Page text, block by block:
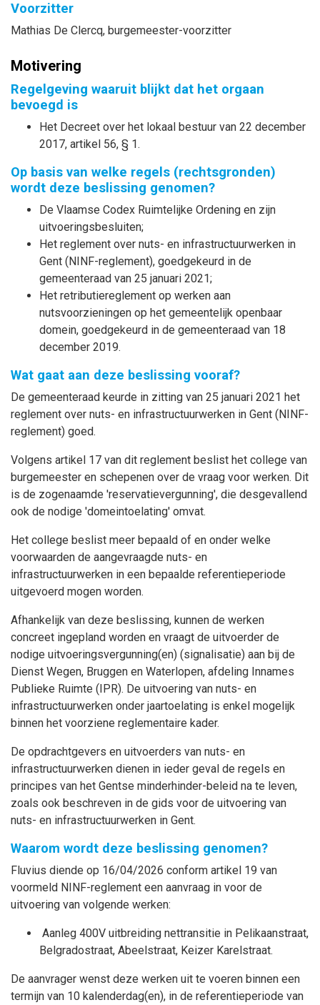
Voorzitter
Mathias De Clercq, burgemeester-voorzitter
Motivering
Regelgeving waaruit blijkt dat het orgaan
bevoegd is
Het Decreet over het lokaal bestuur van 22 december
2017, artikel 56, § 1.
Op basis van welke regels (rechtsgronden)
wordt deze beslissing genomen?
De Vlaamse Codex Ruimtelijke Ordening en zijn
uitvoeringsbesluiten;
Het reglement over nuts- en infrastructuurwerken in
Gent (NINF-reglement), goedgekeurd in de
gemeenteraad van 25 januari 2021;
Het retributiereglement op werken aan
nutsvoorzieningen op het gemeentelijk openbaar
domein, goedgekeurd in de gemeenteraad van 18
december 2019.
Wat gaat aan deze beslissing vooraf?
De gemeenteraad keurde in zitting van 25 januari 2021 het
reglement over nuts- en infrastructuurwerken in Gent (NINF-
reglement) goed.
Volgens artikel 17 van dit reglement beslist het college van
burgemeester en schepenen over de vraag voor werken. Dit
is de zogenaamde 'reservatievergunning', die desgevallend
ook de nodige 'domeintoelating' omvat.
Het college beslist meer bepaald of en onder welke
voorwaarden de aangevraagde nuts- en
infrastructuurwerken in een bepaalde referentieperiode
uitgevoerd mogen worden.
Afhankelijk van deze beslissing, kunnen de werken
concreet ingepland worden en vraagt de uitvoerder de
nodige uitvoeringsvergunning(en) (signalisatie) aan bij de
Dienst Wegen, Bruggen en Waterlopen, afdeling Innames
Publieke Ruimte (IPR). De uitvoering van nuts- en
infrastructuurwerken onder jaartoelating is enkel mogelijk
binnen het voorziene reglementaire kader.
De opdrachtgevers en uitvoerders van nuts- en
infrastructuurwerken dienen in ieder geval de regels en
principes van het Gentse minderhinder-beleid na te leven,
zoals ook beschreven in de gids voor de uitvoering van
nuts- en infrastructuurwerken in Gent.
Waarom wordt deze beslissing genomen?
Fluvius diende op 16/04/2026 conform artikel 19 van
voormeld NINF-reglement een aanvraag in voor de
uitvoering van volgende werken:
Aanleg 400V uitbreiding nettransitie in Pelikaanstraat,
Belgradostraat, Abeelstraat, Keizer Karelstraat.
De aanvrager wenst deze werken uit te voeren binnen een
termijn van 10 kalenderdag(en), in de referentieperiode van